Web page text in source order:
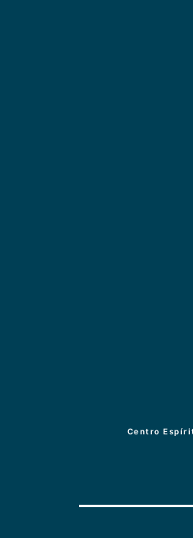
Centro